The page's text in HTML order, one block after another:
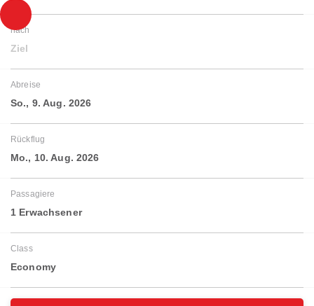
nach
Ziel
Abreise
So., 9. Aug. 2026
Rückflug
Mo., 10. Aug. 2026
Passagiere
1 Erwachsener
Class
Economy